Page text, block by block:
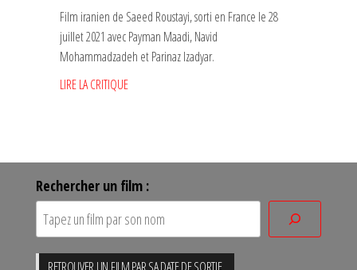
Film iranien de Saeed Roustayi, sorti en France le 28
juillet 2021 avec Payman Maadi, Navid
Mohammadzadeh et Parinaz Izadyar.
LIRE LA CRITIQUE
Rechercher un film :